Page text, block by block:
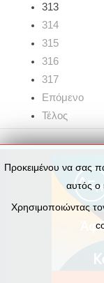
313
314
315
316
317
Επόμενο
Τέλος
Προκειμένου να σας
αυτός ο
Χρησιμοποιώντας